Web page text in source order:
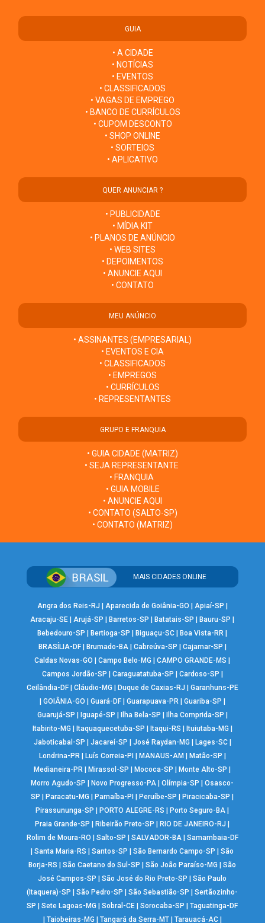
GUIA
• A CIDADE
• NOTÍCIAS
• EVENTOS
• CLASSIFICADOS
• VAGAS DE EMPREGO
• BANCO DE CURRÍCULOS
• CUPOM DESCONTO
• SHOP ONLINE
• SORTEIOS
• APLICATIVO
QUER ANUNCIAR ?
• PUBLICIDADE
• MÍDIA KIT
• PLANOS DE ANÚNCIO
• WEB SITES
• DEPOIMENTOS
• ANUNCIE AQUI
• CONTATO
MEU ANÚNCIO
• ASSINANTES (EMPRESARIAL)
• EVENTOS E CIA
• CLASSIFICADOS
• EMPREGOS
• CURRÍCULOS
• REPRESENTANTES
GRUPO E FRANQUIA
• GUIA CIDADE (MATRIZ)
• SEJA REPRESENTANTE
• FRANQUIA
• GUIA MOBILE
• ANUNCIE AQUI
• CONTATO (SALTO-SP)
• CONTATO (MATRIZ)
MAIS CIDADES ONLINE
Angra dos Reis-RJ | Aparecida de Goiânia-GO | Apiaí-SP |
Aracaju-SE | Arujá-SP |Barretos-SP |Batatais-SP |Bauru-SP |
Bebedouro-SP |Bertioga-SP |Biguaçu-SC |Boa Vista-RR |
BRASÍLIA-DF| Brumado-BA| Cabreúva-SP | Cajamar-SP |
Caldas Novas-GO |Campo Belo-MG |CAMPO GRANDE-MS |
Campos Jordão-SP | Caraguatatuba-SP | Cardoso-SP |
Ceilândia-DF| Cláudio-MG | Duque de Caxias-RJ | Garanhuns-PE
| GOIÂNIA-GO | Guará-DF| Guarapuava-PR | Guariba-SP |
Guarujá-SP | Iguapé-SP | Ilha Bela-SP | Ilha Comprida-SP |
Itabirito-MG | Itaquaquecetuba-SP | Itaqui-RS | Ituiutaba-MG |
Jaboticabal-SP | Jacareí-SP | José Raydan-MG | Lages-SC|
Londrina-PR | Luís Correia-PI | MANAUS-AM | Matão-SP |
Medianeira-PR |Mirassol-SP |Mococa-SP |Monte Alto-SP |
Morro Agudo-SP |Novo Progresso-PA |Olímpia-SP |Osasco-
SP |Paracatu-MG |Parnaíba-PI |Peruíbe-SP |Piracicaba-SP |
Pirassununga-SP |PORTO ALEGRE-RS |Porto Seguro-BA |
Praia Grande-SP |Ribeirão Preto-SP |RIO DE JANEIRO-RJ |
Rolim de Moura-RO | Salto-SP | SALVADOR-BA| Samambaia-DF
|Santa Maria-RS |Santos-SP |São Bernardo Campo-SP |São
Borja-RS |São Caetano do Sul-SP |São João Paraíso-MG |São
José Campos-SP |São José do Rio Preto-SP |São Paulo
(Itaquera)-SP |São Pedro-SP |São Sebastião-SP |Sertãozinho-
SP |Sete Lagoas-MG |Sobral-CE |Sorocaba-SP |Taguatinga-DF
| Taiobeiras-MG | Tangará da Serra-MT| Tarauacá-AC|